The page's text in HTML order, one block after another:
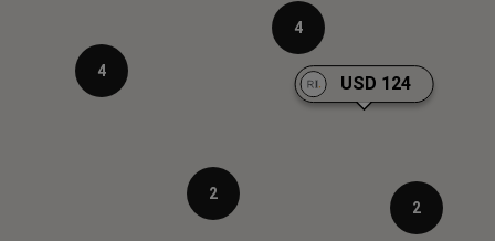
2
2
USD 124
4
4